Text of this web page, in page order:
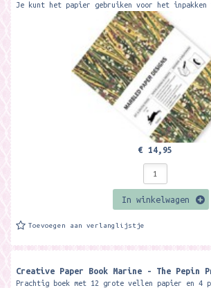
Je kunt het papier gebruiken voor het inpakken
€ 14,95
In winkelwagen
Toevoegen aan verlanglijstje
Creative Paper Book Marine - The Pepin
Prachtig boek met 12 grote vellen papier en 4